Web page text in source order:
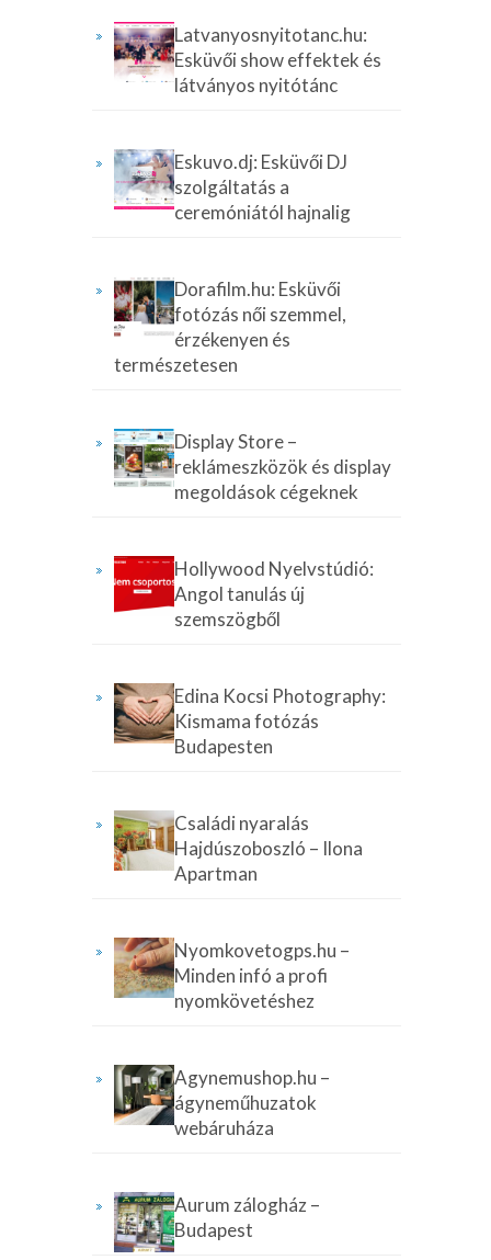
Latvanyosnyitotanc.hu:
Esküvői show effektek és
látványos nyitótánc
Eskuvo.dj: Esküvői DJ
szolgáltatás a
ceremóniától hajnalig
Dorafilm.hu: Esküvői
fotózás női szemmel,
érzékenyen és
természetesen
Display Store –
reklámeszközök és display
megoldások cégeknek
Hollywood Nyelvstúdió:
Angol tanulás új
szemszögből
Edina Kocsi Photography:
Kismama fotózás
Budapesten
Családi nyaralás
Hajdúszoboszló – Ilona
Apartman
Nyomkovetogps.hu –
Minden infó a profi
nyomkövetéshez
Agynemushop.hu –
ágyneműhuzatok
webáruháza
Aurum zálogház –
Budapest